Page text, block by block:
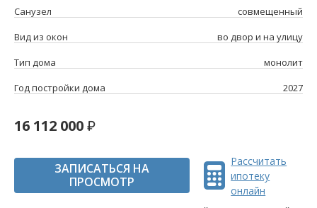
Санузел
совмещенный
Вид из окон
во двор и на улицу
Тип дома
монолит
Год постройки дома
2027
16 112 000
ЗАПИСАТЬСЯ НА
ПРОСМОТР
Рассчитать
ипотеку
онлайн